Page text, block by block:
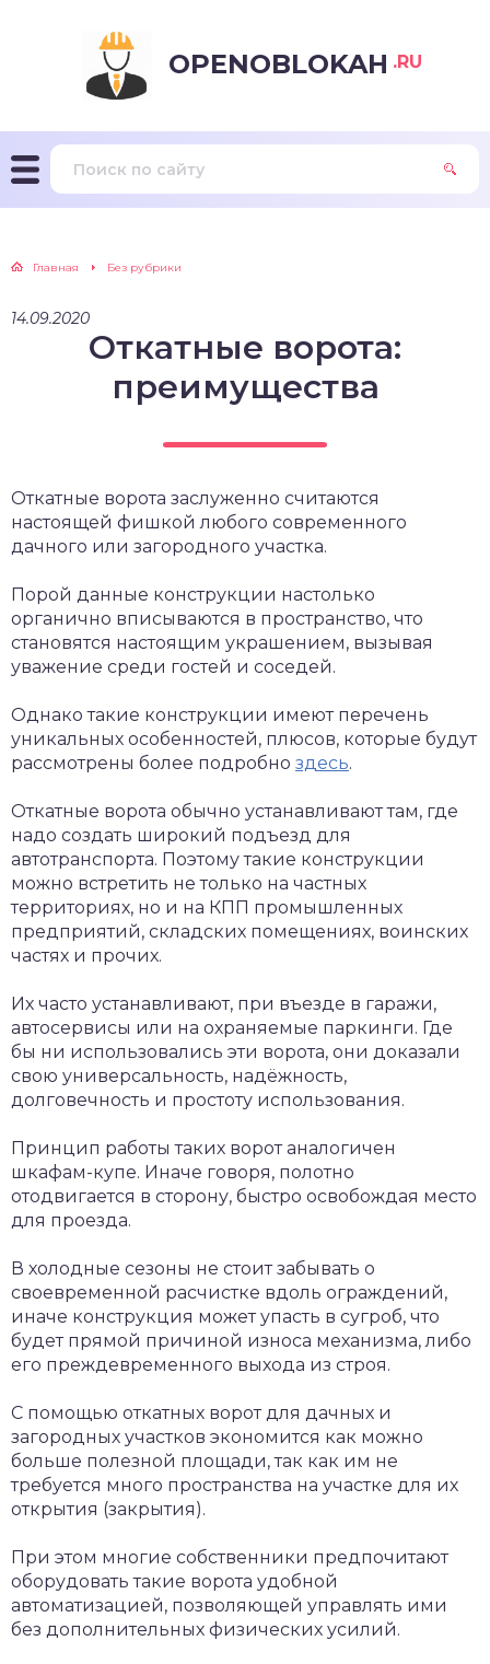
OPENOBLOKAH .RU
Главная Без рубрики
14.09.2020
Откатные ворота:
преимущества
Откатные ворота заслуженно считаются
настоящей фишкой любого современного
дачного или загородного участка.
Порой данные конструкции настолько
органично вписываются в пространство, что
становятся настоящим украшением, вызывая
уважение среди гостей и соседей.
Однако такие конструкции имеют перечень
уникальных особенностей, плюсов, которые будут
рассмотрены более подробно здесь.
Откатные ворота обычно устанавливают там, где
надо создать широкий подъезд для
автотранспорта. Поэтому такие конструкции
можно встретить не только на частных
территориях, но и на КПП промышленных
предприятий, складских помещениях, воинских
частях и прочих.
Их часто устанавливают, при въезде в гаражи,
автосервисы или на охраняемые паркинги. Где
бы ни использовались эти ворота, они доказали
свою универсальность, надёжность,
долговечность и простоту использования.
Принцип работы таких ворот аналогичен
шкафам-купе. Иначе говоря, полотно
отодвигается в сторону, быстро освобождая место
для проезда.
В холодные сезоны не стоит забывать о
своевременной расчистке вдоль ограждений,
иначе конструкция может упасть в сугроб, что
будет прямой причиной износа механизма, либо
его преждевременного выхода из строя.
С помощью откатных ворот для дачных и
загородных участков экономится как можно
больше полезной площади, так как им не
требуется много пространства на участке для их
открытия (закрытия).
При этом многие собственники предпочитают
оборудовать такие ворота удобной
автоматизацией, позволяющей управлять ими
без дополнительных физических усилий.